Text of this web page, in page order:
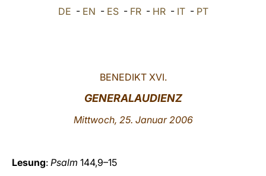
LATINE
DE - EN - ES- FR- HR- IT- PT
BENEDIKT XVI.
GENERALAUDIENZ
Mittwoch, 25. Januar 2006
Lesung: Psalm 144,9–15